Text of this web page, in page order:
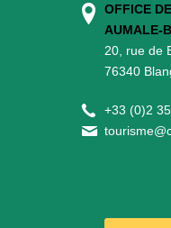
OFFICE
AUMALE-
20, rue de
76340
+33 (0)2